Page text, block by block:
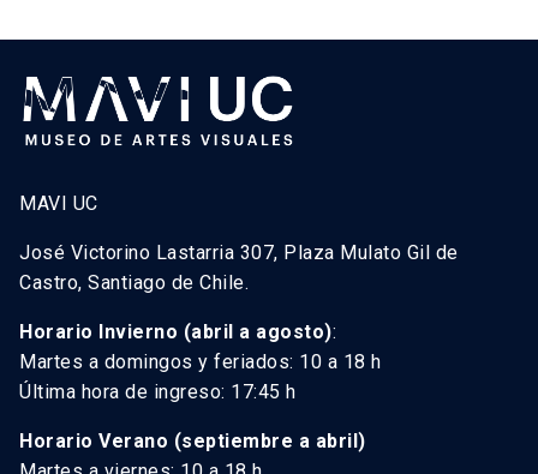
MAVI UC
José Victorino Lastarria 307, Plaza Mulato Gil de
Castro, Santiago de Chile.
Horario Invierno (abril a agosto):
Martes a domingos y feriados: 10 a 18 h
Última hora de ingreso: 17:45 h
Horario Verano (septiembre a abril)